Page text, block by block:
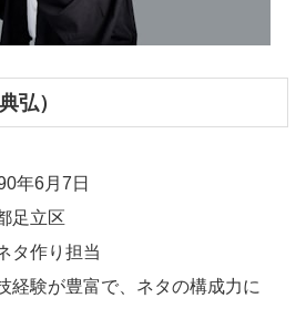
弘）
年6月7日
足立区
タ作り担当
経験が豊富で、ネタの構成力に